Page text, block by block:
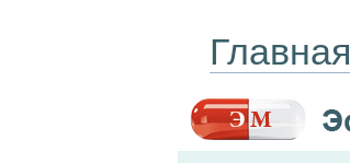
Главная